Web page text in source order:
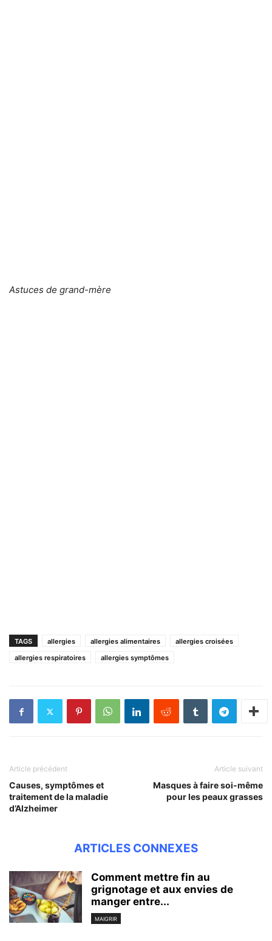
Astuces de grand-mère
TAGS allergies allergies alimentaires
allergies croisées
allergies respiratoires
allergies symptômes
Article précédent
Causes, symptômes et
traitement de la maladie
d’Alzheimer
Article suivant
Masques à faire soi-même
pour les peaux grasses
ARTICLES CONNEXES
Comment mettre fin au
grignotage et aux envies de
manger entre...
MAIGRIR